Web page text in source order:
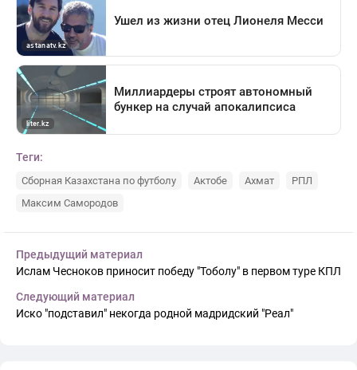
Теги:
Сборная Казахстана по футболу Актобе Ахмат
РПЛ
Максим Самородов
Предыдущий материал
Ислам Чесноков приносит победу "Тоболу" в первом туре КПЛ
Следующий материал
Иско "подставил" некогда родной мадридский "Реал"